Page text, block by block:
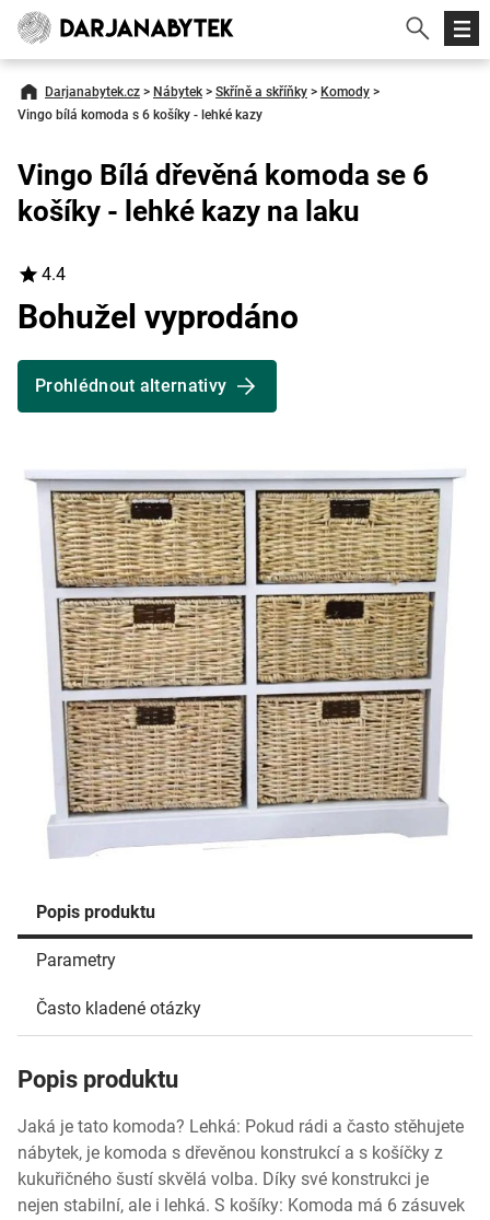
Darjanabytek.cz > Nábytek > Skříně a skříňky > Komody >
Vingo bílá komoda s 6 košíky - lehké kazy
Popis produktu
Parametry
Často kladené otázky
Popis produktu
Jaká je tato komoda? Lehká: Pokud rádi a často stěhujete
nábytek, je komoda s dřevěnou konstrukcí a s košíčky z
kukuřičného šustí skvělá volba. Díky své konstrukci je
nejen stabilní, ale i lehká. S košíky: Komoda má 6 zásuvek
Vingo Bílá dřevěná komoda se 6
košíky - lehké kazy na laku
4.4
Bohužel vyprodáno
Prohlédnout alternativy